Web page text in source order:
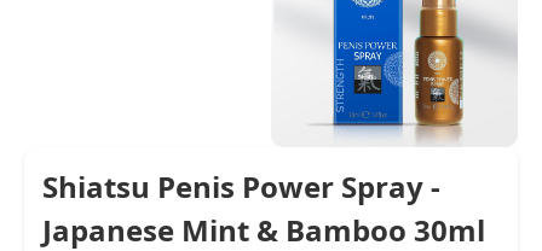
Shiatsu Penis Power Spray -
Japanese Mint & Bamboo 30ml